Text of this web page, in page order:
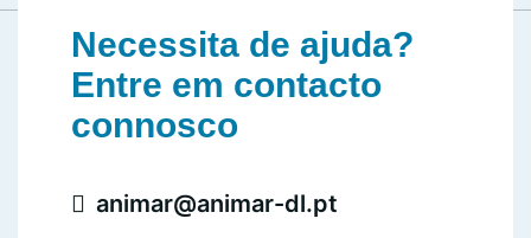
Necessita de ajuda?
Entre em contacto
connosco
animar@animar-dl.pt